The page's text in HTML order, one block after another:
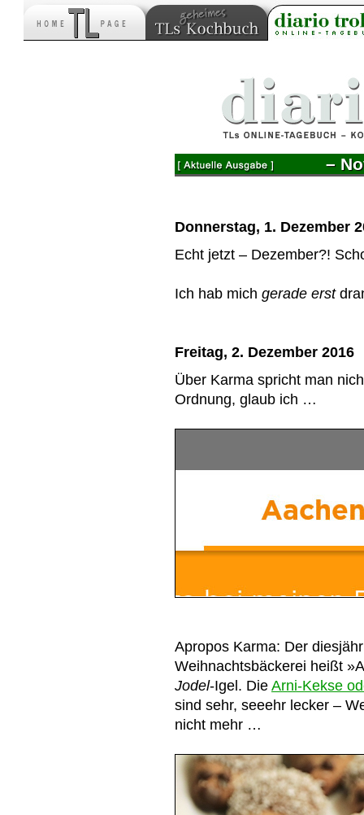
–
Donnerstag, 1. Dezember
Echt jetzt – Dezember?!
Ich hab mich gerade erst
Freitag, 2. Dezember 2016
Über Karma spricht man
Ordnung, glaub ich …
Apropos Karma: Der
Weihnachtsbäckerei heißt
Jodel-Igel. DieArni-Kekse
sind sehr, seeehr lecker –
nicht mehr …